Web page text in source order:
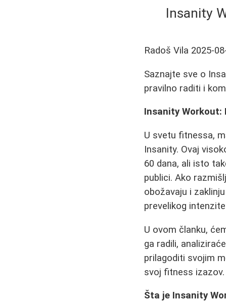
Insanity
Radoš Vila 2025-
Saznajte sve o
pravilno raditi i
Insanity Workout:
U svetu fitnessa,
Insanity. Ovaj
60 dana, ali isto
publici. Ako
obožavaju i
prevelikog
U ovom članku,
ga radili,
prilagoditi svojim
svoj fitness izazov.
Šta je Insanity